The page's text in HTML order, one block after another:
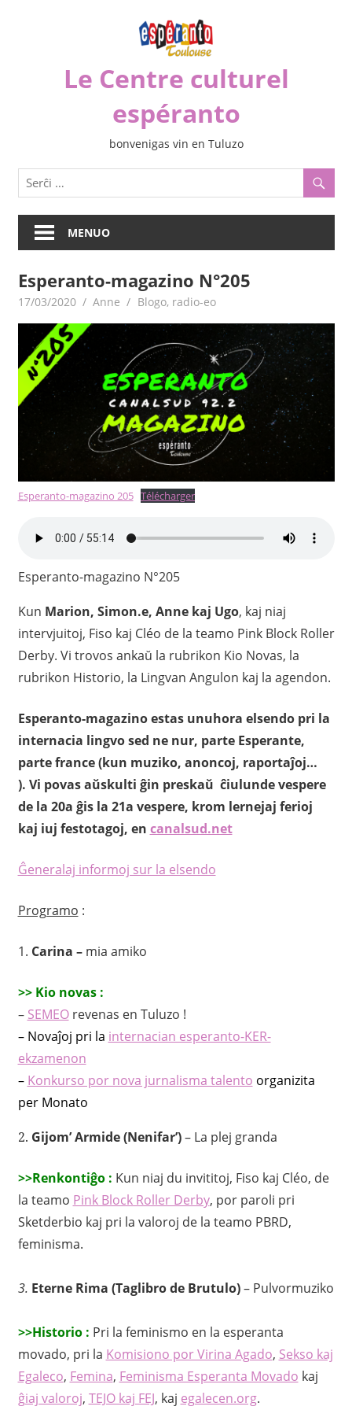
Le Centre culturel
espéranto
bonvenigas vin en Tuluzo
MENUO
Esperanto-magazino N°205
17/03/2020 Anne Blogo, radio-eo
Esperanto-magazino 205 Télécharger
Esperanto-magazino N°205
Kun Marion, Simon.e, Anne kaj Ugo, kaj niaj
intervjuitoj, Fiso kaj Cléo de la teamo Pink Block Roller
Derby. Vi trovos ankaŭ la rubrikon Kio Novas, la
rubrikon Historio, la Lingvan Angulon kaj la agendon.
Esperanto-magazino estas unuhora elsendo pri la
internacia lingvo sed ne nur, parte Esperante,
parte france(kun muziko, anoncoj, raportaĵoj…
). Vi povas aŭskulti ĝin preskaŭ ĉiulunde vespere
de la 20a ĝis la 21a vespere, krom lernejaj ferioj
kaj iuj festotagoj, en canalsud.net
Ĝeneralaj informoj sur la elsendo
Programo :
1. Carina – mia amiko
>> Kio novas :
– SEMEOrevenas en Tuluzo !
– Novaĵoj pri la internacian esperanto-KER-
ekzamenon
– Konkurso por nova jurnalisma talento organizita
per Monato
2. Gijom’ Armide (Nenifar’)– La plej granda
>>Renkontiĝo : Kun niaj du invititoj, Fiso kaj Cléo, de
la teamo Pink Block Roller Derby, por paroli pri
Sketderbio kaj pri la valoroj de la teamo PBRD,
feminisma.
3. Eterne Rima (Taglibro de Brutulo)– Pulvormuziko
>>Historio : Pri la feminismo en la esperanta
movado, pri la Komisiono por Virina Agado, Sekso kaj
Egaleco, Femina, Feminisma Esperanta Movado kaj
ĝiaj valoroj, TEJO kaj FEJ, kaj egalecen.org.